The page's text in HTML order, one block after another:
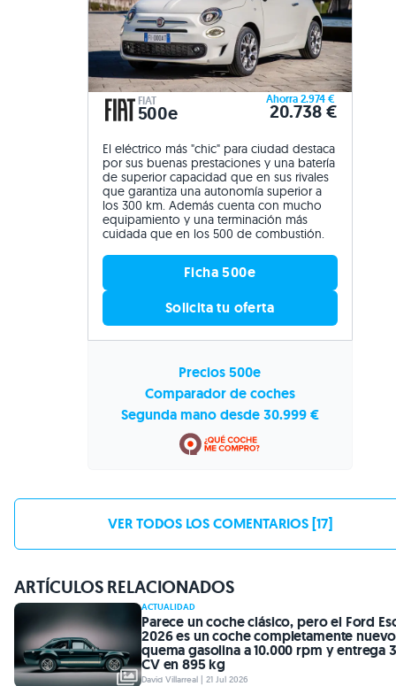
FIAT
500e
Ahorra 2.974 €
20.738 €
El eléctrico más "chic" para ciudad destaca
por sus buenas prestaciones y una batería
de superior capacidad que en sus rivales
que garantiza una autonomía superior a
los 300 km. Además cuenta con mucho
equipamiento y una terminación más
cuidada que en los 500 de combustión.
Ficha 500e
Solicita tu oferta
Precios 500e
Comparador de coches
Segunda mano desde 30.999 €
VER TODOS LOS COMENTARIOS [17]
ARTÍCULOS RELACIONADOS
ACTUALIDAD
Parece un coche clásico, pero el Ford
2026 es un coche completamente
quema gasolina a 10.000 rpm y entrega
CV en 895 kg
David Villarreal | 21 Jul 2026